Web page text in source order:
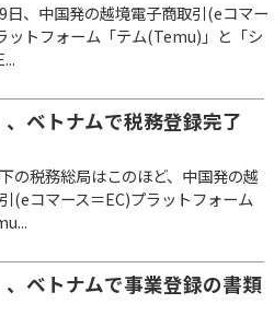
、中国発の越境電子商取引(eコマー
ットフォーム「テム(Temu)」と「シ
ベトナムで税務登録完了
の税務総局はこのほど、中国発の越
(eコマース＝EC)プラットフォーム
ベトナムで事業登録の書類